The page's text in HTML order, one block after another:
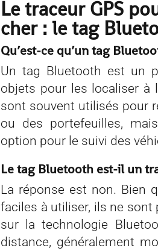
Le traceur GPS
cher : le tag
Qu’est-ce qu’un tag
Un tag Bluetooth est un
objets pour les localiser à
sont souvent utilisés pour
ou des portefeuilles,
option pour le suivi des
Le tag Bluetooth est-il un
La réponse est non. Bien
faciles à utiliser, ils ne sont
sur la technologie
distance, généralement